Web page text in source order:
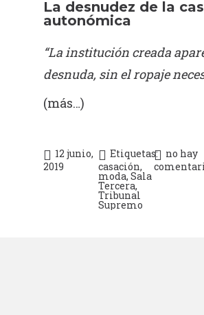
La desnudez de la
autonómica
“La institución creada
desnuda, sin el ropaje
(más…)
12 junio,
2019
Etiquetas:
casación,
moda,Sala
Tercera,
Tribunal
Supremo
no hay